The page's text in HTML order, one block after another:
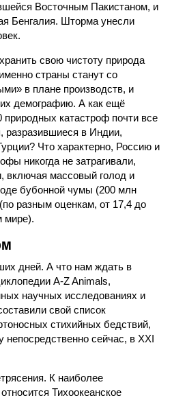
Восточным Пакистаном, и
Бенгалия. Шторма унесли
свою чистоту природа
страны станут со
в плане производств, и
демографию. А как ещё
природных катастроф почти все
разразившиеся в Индии,
Что характерно, Россию и
никогда не затрагивали,
включая массовый голод и
бубонной чумы (200 млн
разным оценкам, от 17,4 до
мире).
дней. А что нам ждать в
A-Z Animals,
научных исследованиях и
свой список
стихийных бедствий,
сейчас, в XXI
К наиболее
Тихоокеанское